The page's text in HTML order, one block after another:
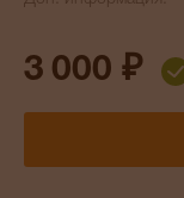
3 000 ₽